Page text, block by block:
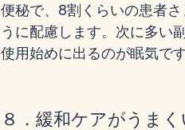
便秘で、8割くらいの患者
うに配慮します。次に多い
使用始めに出るのが眠気で
８．緩和ケアがうま